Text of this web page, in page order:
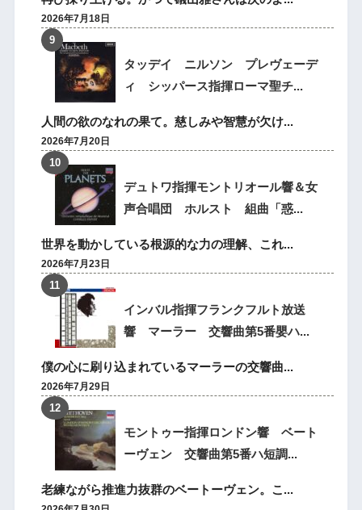
2026年7月18日
タッデイ ニルソン プレヴェーデ
ィ シッパース指揮ローマ聖チ...
人間の欲のなれの果て。慈しみや智慧が欠け...
2026年7月20日
デュトワ指揮モントリオール響＆女
声合唱団 ホルスト 組曲「惑...
世界を動かしている根源的な力の理解、これ...
2026年7月23日
インバル指揮フランクフルト放送
響 マーラー 交響曲第5番嬰ハ...
僕の心に刷り込まれているマーラーの交響曲...
2026年7月29日
モントゥー指揮ロンドン響 ベート
ーヴェン 交響曲第5番ハ短調...
老練ながら推進力抜群のベートーヴェン。こ...